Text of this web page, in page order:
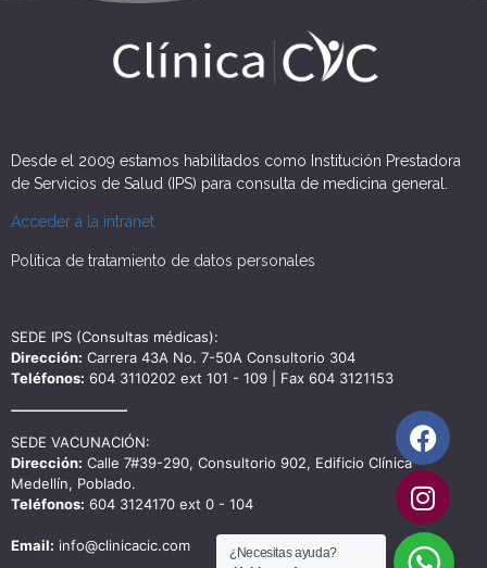
Desde el 2009 estamos habilitados como Institución Prestadora
de Servicios de Salud (IPS) para consulta de medicina general.
Acceder a la intranet
Política de tratamiento de datos personales
SEDE IPS (Consultas médicas):
Dirección: Carrera 43A No. 7-50A Consultorio 304
Teléfonos: 604 3110202 ext 101 - 109 | Fax 604 3121153
SEDE VACUNACIÓN:
Dirección: Calle 7#39-290, Consultorio 902, Edificio Clínica
Medellín, Poblado.
Teléfonos: 604 3124170 ext 0 - 104
Email: info@clinicacic.com
¿Necesitas ayuda?